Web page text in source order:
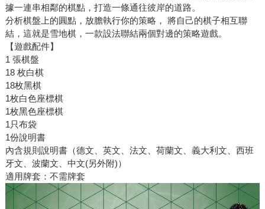
據一連串相鄰的棋點，打造一條通往彼岸的道路。
分析棋盤上的圓點，放膽執行你的策略， 將自己的棋子相互聯
結，這就是雪地棋，一款設法聯結兩個對邊的策略遊戲。
【遊戲配件】
1 張棋盤
18 枚白棋
18枚黑棋
1枚白色座標棋
1枚黑色座標棋
1只布袋
1份說明書
內含規則說明書（德文、英文、法文、荷蘭文、義大利文、西班
牙文、波蘭文、中文(另外附)）
適用牌套：不需牌套